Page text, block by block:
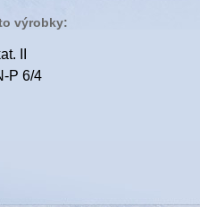
výrobky:
II
P 6/4